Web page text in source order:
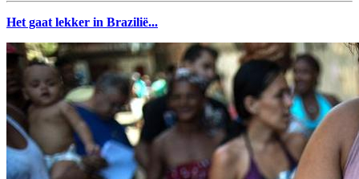
Het gaat lekker in Brazilië...